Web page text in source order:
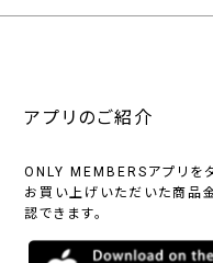
アプリのご紹介
ONLY MEMBERSアプリを
お買い上げいただいた商品
認できます。